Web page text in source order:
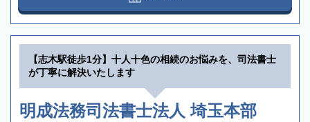
【志木駅徒歩1分】十人十色の相続のお悩みを、司法書士
が丁寧に解決いたします
明成法務司法書士法人 埼玉本部